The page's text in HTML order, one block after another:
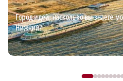
Город идей: насколько вы знаете
Нижний?